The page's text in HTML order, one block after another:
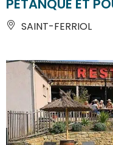
PÉTANQUE ET
SAINT-FERRIOL